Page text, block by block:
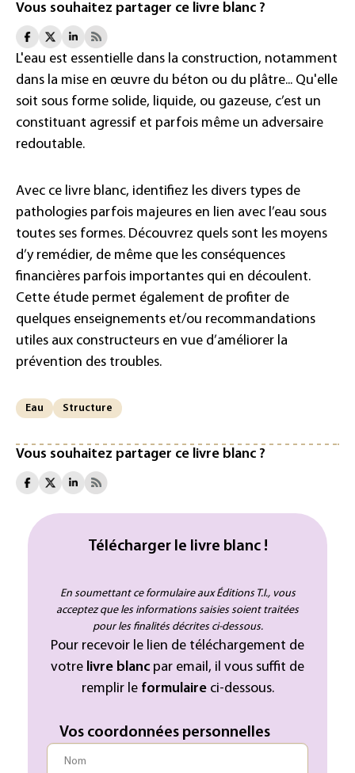
Vous souhaitez partager ce livre blanc ?
L'eau est essentielle dans la construction, notamment
dans la mise en œuvre du béton ou du plâtre... Qu'elle
soit sous forme solide, liquide, ou gazeuse, c’est un
constituant agressif et parfois même un adversaire
redoutable.
Avec ce livre blanc, identifiez les divers types de
pathologies parfois majeures en lien avec l’eau sous
toutes ses formes. Découvrez quels sont les moyens
d’y remédier, de même que les conséquences
financières parfois importantes qui en découlent.
Cette étude permet également de profiter de
quelques enseignements et/ou recommandations
utiles aux constructeurs en vue d’améliorer la
prévention des troubles.
Eau Structure
Vous souhaitez partager ce livre blanc ?
Télécharger le livre blanc !
En soumettant ce formulaire aux Éditions T.I., vous
acceptez que les informations saisies soient traitées
pour les finalités décrites ci-dessous.
Pour recevoir le lien de téléchargement de
votre livre blanc par email, il vous suffit de
remplir le formulaireci-dessous.
Vos coordonnées personnelles
Nom